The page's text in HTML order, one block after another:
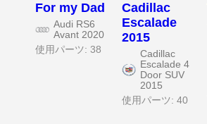
For my Dad
Audi RS6
Avant 2020
使用パーツ: 38
Cadillac
Escalade
2015
Cadillac
Escalade 4
Door SUV
2015
使用パーツ: 40